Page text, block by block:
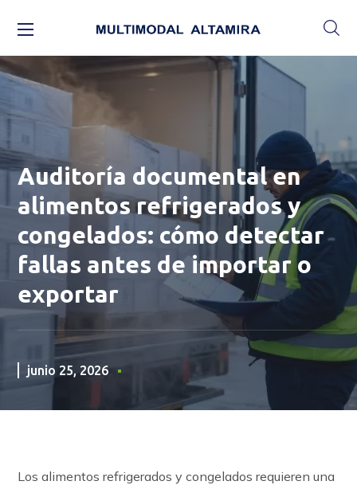
Auditoría documental en
alimentos refrigerados y
congelados: cómo detectar
fallas antes de importar o
exportar
junio 25, 2026
Los alimentos refrigerados y congelados requieren una